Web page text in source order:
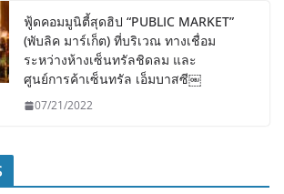
ฟู้ดคอมมูนิตี้สุดฮิป “PUBLIC MARKET”
(พับลิค มาร์เก็ต) ที่บริเวณ ทางเชื่อม
ระหว่างห้างเซ็นทรัลชิดลม และ
ศูนย์การค้าเซ็นทรัล เอ็มบาสซี￼
07/21/2022